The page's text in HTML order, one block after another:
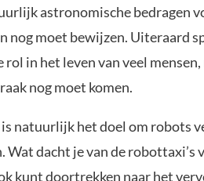
astronomische bedragen
nog moet bewijzen. Uiteraard
in het leven van veel
nog moet komen.
natuurlijk het doel om robots
Wat dacht je van de robottaxi’s
kunt doortrekken naar het